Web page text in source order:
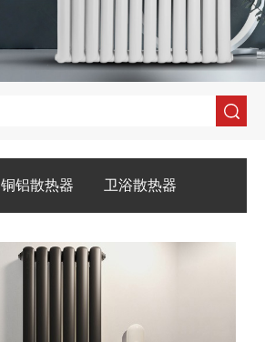
铜铝散热器 卫浴散热器